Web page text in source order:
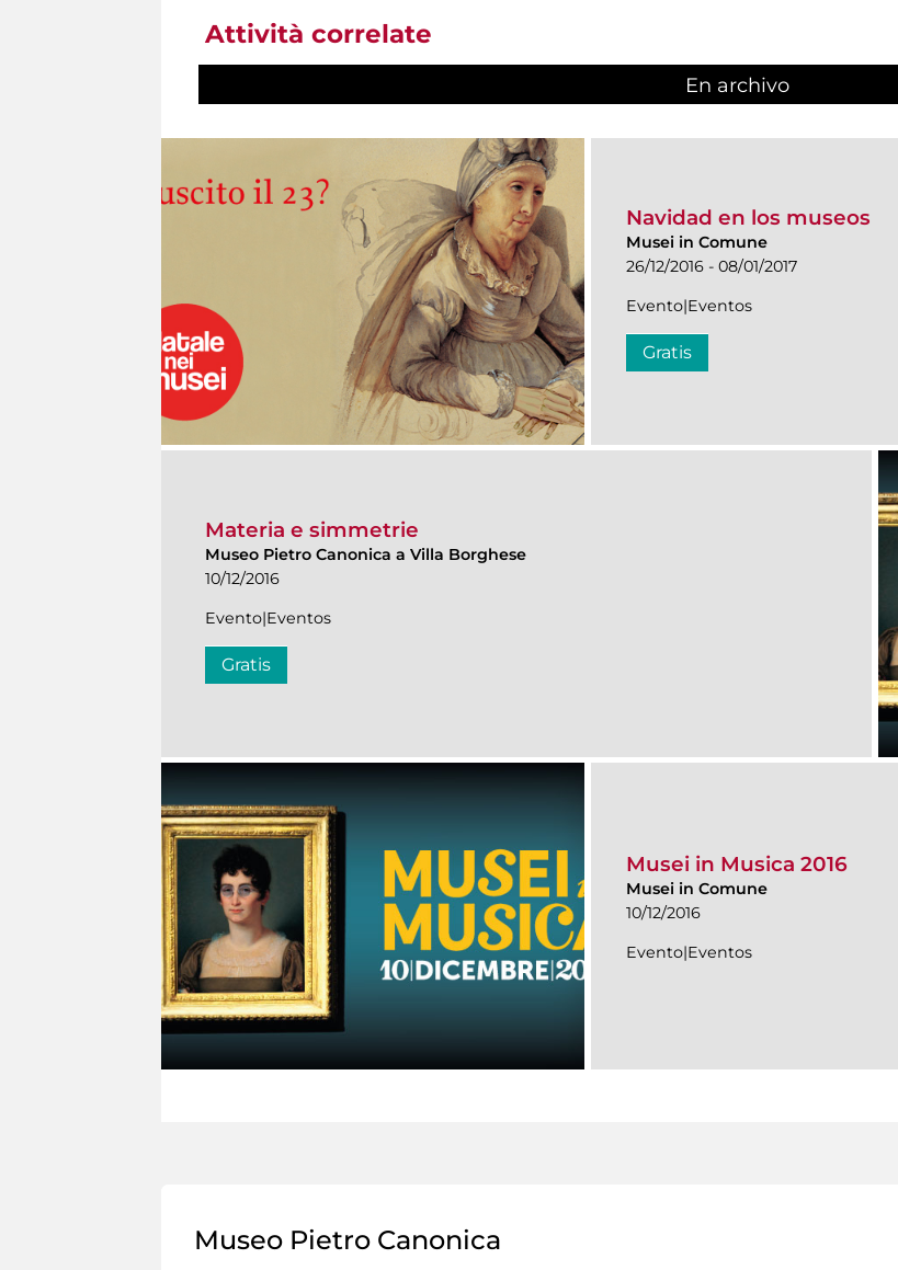
Attività correlate
En archivo
Navidad en los museos
Musei in Comune
26/12/2016 - 08/01/2017
Evento|Eventos
Gratis
Materia e simmetrie
Museo Pietro Canonica a Villa Borghese
10/12/2016
Evento|Eventos
Gratis
Musei in Musica 2016
Musei in Comune
10/12/2016
Evento|Eventos
Museo Pietro Canonica